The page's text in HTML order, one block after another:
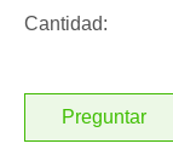
Cantidad:
Preguntar